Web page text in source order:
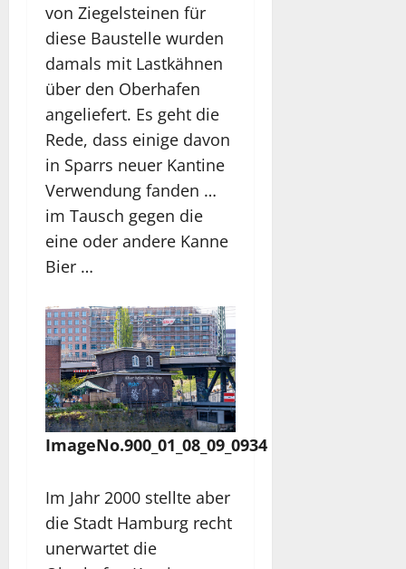
von Ziegelsteinen für
diese Baustelle wurden
damals mit Lastkähnen
über den Oberhafen
angeliefert. Es geht die
Rede, dass einige davon
in Sparrs neuer Kantine
Verwendung fanden …
im Tausch gegen die
eine oder andere Kanne
Bier …
ImageNo.900_01_08_09_0934
Im Jahr 2000 stellte aber
die Stadt Hamburg recht
unerwartet die